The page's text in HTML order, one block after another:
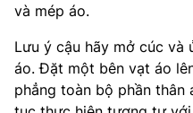
và mép áo.​
Lưu ý cậu hãy mở cúc và
áo. Đặt một bên vạt áo
phẳng toàn bộ phần thân